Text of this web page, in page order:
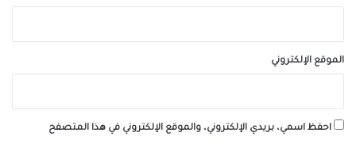
الموقع الإلكتروني
احفظ اسمي، بريدي الإلكتروني، والموقع الإلكتروني في هذا المتصفح